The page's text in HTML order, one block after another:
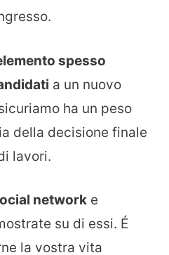
spesso
a un nuovo
ha un peso
della decisione finale
lavori.
network e
su di essi. É
la vostra vita